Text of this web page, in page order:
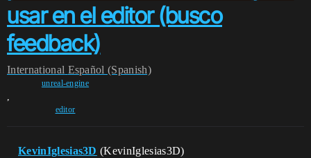
usar en el editor (busco
feedback)
International Español (Spanish)
unreal-engine
,
editor
KevinIglesias3D (KevinIglesias3D)